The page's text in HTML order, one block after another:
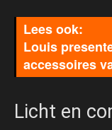
Louis
accessoires
Licht en